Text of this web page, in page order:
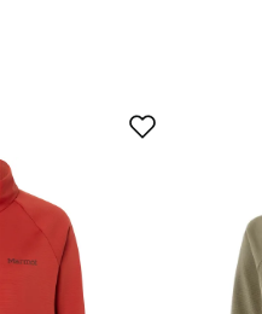
Produkt von
ist, gemäß den